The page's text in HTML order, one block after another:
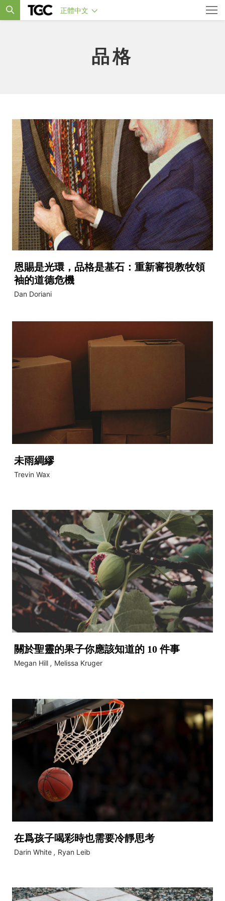
正體中文
品格
恩賜是光環，品格是基石：重新審視教牧領
袖的道德危機
Dan Doriani
未雨綢繆
Trevin Wax
關於聖靈的果子你應該知道的 10 件事
Megan Hill , Melissa Kruger
在爲孩子喝彩時也需要冷靜思考
Darin White , Ryan Leib